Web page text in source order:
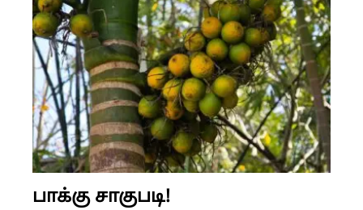
பாக்கு சாகுபடி!